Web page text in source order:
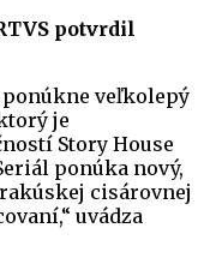
potvrdil
veľkolepý
je
Story House
ponúka nový,
cisárovnej
uvádza